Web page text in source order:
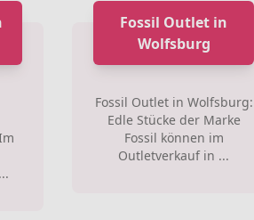
Fossil Outlet in
Wolfsburg
Fossil Outlet in Wolfsburg:
Edle Stücke der Marke
Fossil können im
Outletverkauf in ...